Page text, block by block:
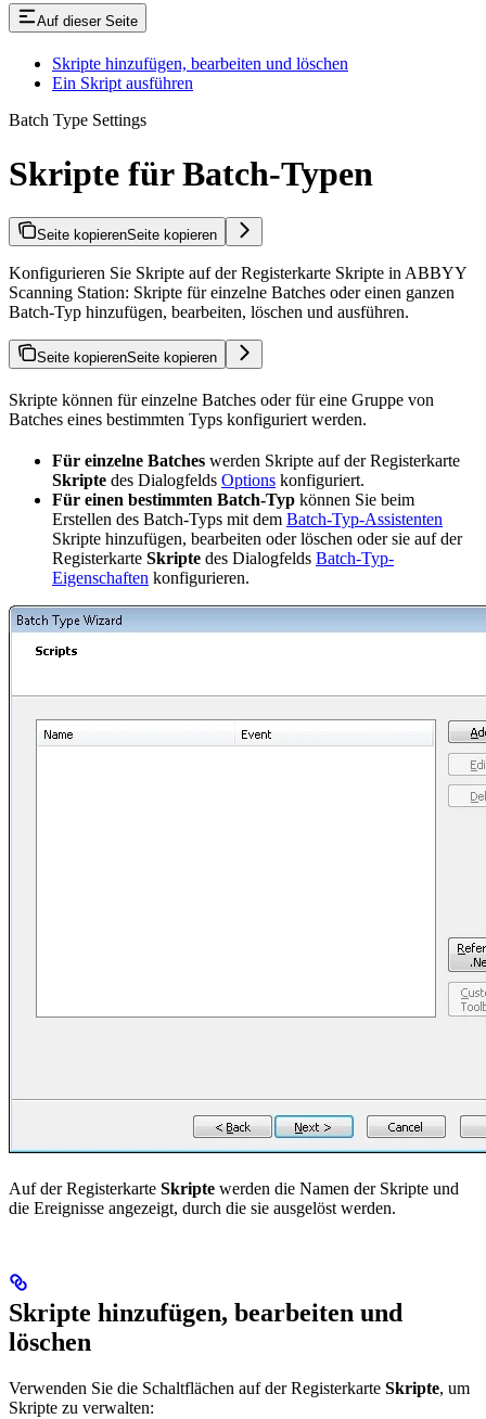
Auf dieser Seite
Skripte hinzufügen, bearbeiten und löschen
Ein Skript ausführen
Batch Type Settings
Skripte für Batch-Typen
Seite kopierenSeite kopieren
Konfigurieren Sie Skripte auf der Registerkarte Skripte in ABBYY
Scanning Station: Skripte für einzelne Batches oder einen ganzen
Batch-Typ hinzufügen, bearbeiten, löschen und ausführen.
Seite kopierenSeite kopieren
Skripte können für einzelne Batches oder für eine Gruppe von
Batches eines bestimmten Typs konfiguriert werden.
Für einzelne Batches werden Skripte auf der Registerkarte
Skripte des Dialogfelds Options konfiguriert.
Für einen bestimmten Batch-Typ können Sie beim
Erstellen des Batch-Typs mit dem Batch-Typ-Assistenten
Skripte hinzufügen, bearbeiten oder löschen oder sie auf der
Registerkarte Skripte des Dialogfelds Batch-Typ-
Eigenschaften konfigurieren.
Auf der Registerkarte Skripte werden die Namen der Skripte und
die Ereignisse angezeigt, durch die sie ausgelöst werden.
Skripte hinzufügen, bearbeiten und
löschen
Verwenden Sie die Schaltflächen auf der Registerkarte Skripte, um
Skripte zu verwalten: